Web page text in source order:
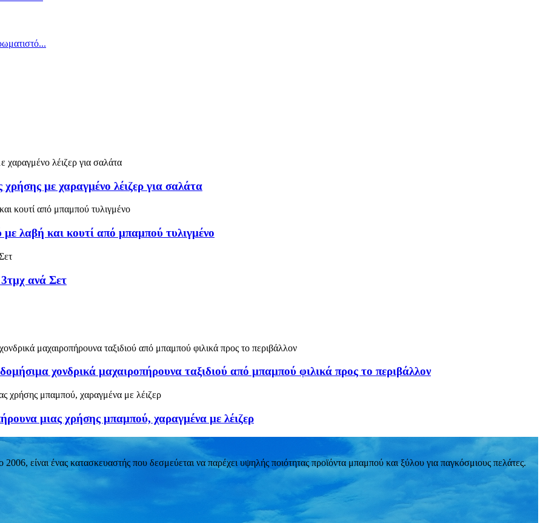
με χαραγμένο λέιζερ για σαλάτα
λαβή και κουτί από μπαμπού τυλιγμένο
ανά Σετ
χονδρικά μαχαιροπήρουνα ταξιδιού από μπαμπού φιλικά προς το περιβάλλον
μιας χρήσης μπαμπού, χαραγμένα με λέιζερ
είναι ένας κατασκευαστής που δεσμεύεται να παρέχει υψηλής ποιότητας προϊόντα μπαμπού και ξύλου για παγκόσμιους πελάτες.